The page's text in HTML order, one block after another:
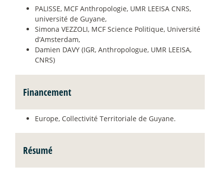
PALISSE, MCF Anthropologie, UMR LEEISA CNRS,
université de Guyane,
Simona VEZZOLI, MCF Science Politique, Université
d’Amsterdam,
Damien DAVY (IGR, Anthropologue, UMR LEEISA,
CNRS)
Financement
Europe, Collectivité Territoriale de Guyane.
Résumé